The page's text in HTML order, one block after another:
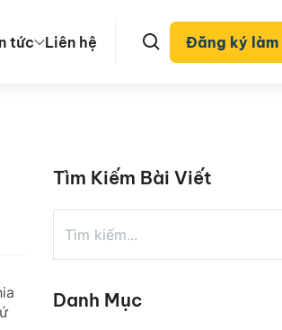
tức Liên hệ Đăng ký làm
Tìm Kiếm Bài Viết
Danh Mục